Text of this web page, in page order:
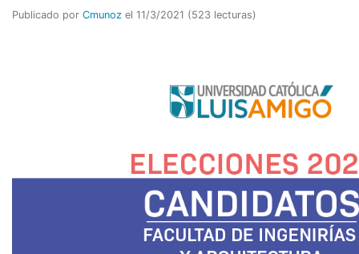
Publicado por Cmunoz el 11/3/2021 (523 lecturas)